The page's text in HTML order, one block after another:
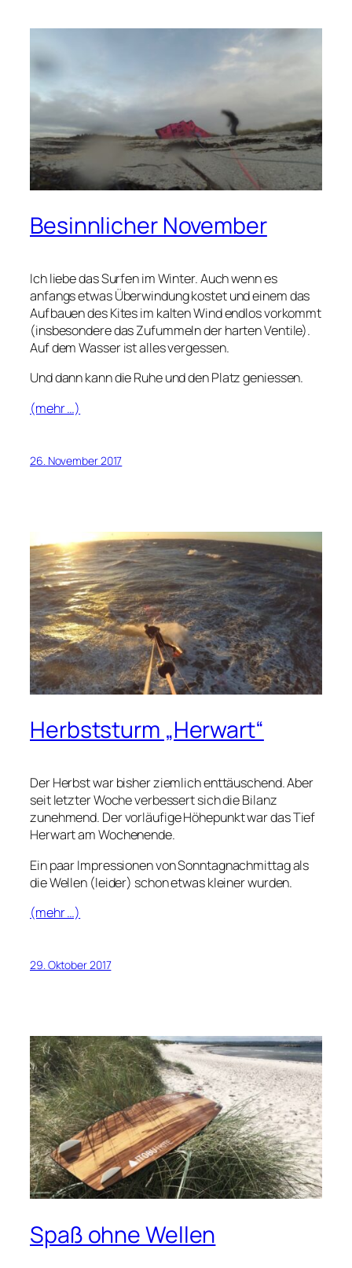
Besinnlicher November
Ich liebe das Surfen im Winter. Auch wenn es
anfangs etwas Überwindung kostet und einem das
Aufbauen des Kites im kalten Wind endlos vorkommt
(insbesondere das Zufummeln der harten Ventile).
Auf dem Wasser ist alles vergessen.
Und dann kann die Ruhe und den Platz geniessen.
(mehr …)
26. November 2017
Herbststurm „Herwart“
Der Herbst war bisher ziemlich enttäuschend. Aber
seit letzter Woche verbessert sich die Bilanz
zunehmend. Der vorläufige Höhepunkt war dasTief
Herwartam Wochenende.
Ein paar Impressionen von Sonntagnachmittag als
die Wellen (leider) schon etwas kleiner wurden.
(mehr …)
29. Oktober 2017
Spaß ohne Wellen